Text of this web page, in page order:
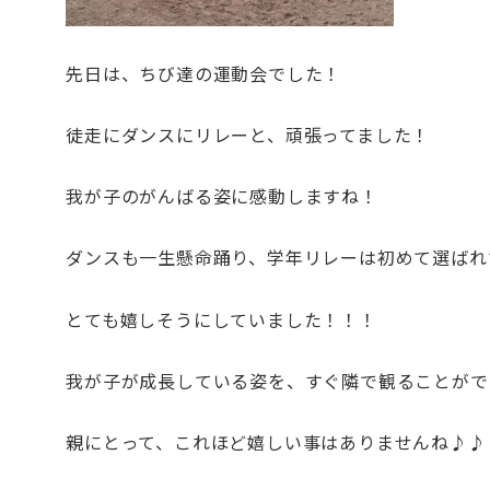
先日は、ちび達の運動会でした！
徒走にダンスにリレーと、頑張ってました！
我が子のがんばる姿に感動しますね！
ダンスも一生懸命踊り、学年リレーは初めて選ばれ
とても嬉しそうにしていました！！！
我が子が成長している姿を、すぐ隣で観ることが
親にとって、これほど嬉しい事はありませんね